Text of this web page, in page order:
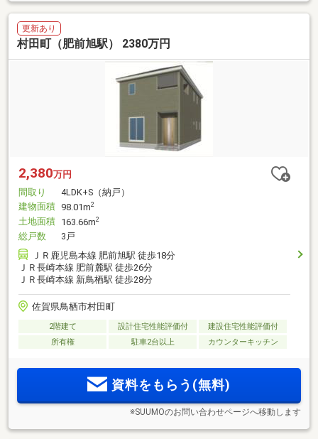
更新あり
村田町（肥前旭駅） 2380万円
2,380万円
間取り
4LDK+S（納戸）
建物面積 98.01m2
土地面積 163.66m2
総戸数
3戸
ＪＲ鹿児島本線 肥前旭駅 徒歩18分
ＪＲ長崎本線 肥前麓駅 徒歩26分
ＪＲ長崎本線 新鳥栖駅 徒歩28分
佐賀県鳥栖市村田町
2階建て 設計住宅性能評価付
建設住宅性能評価付
所有権
駐車2台以上 カウンターキッチン
資料をもらう(無料)
※SUUMOのお問い合わせページへ移動します